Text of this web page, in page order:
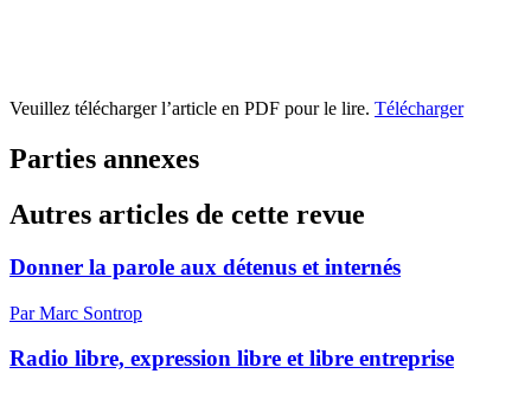
Veuillez télécharger l’article en PDF pour le lire. Télécharger
Parties annexes
Autres articles de cette revue
Donner la parole aux détenus et internés
Par Marc Sontrop
Radio libre, expression libre et libre entreprise